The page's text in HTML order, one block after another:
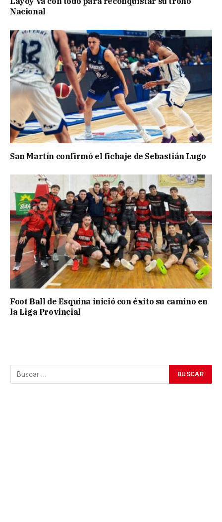
Nacional
San Martín confirmó el fichaje de Sebastián Lugo
Foot Ball de Esquina inició con éxito su camino en
la Liga Provincial